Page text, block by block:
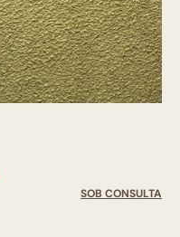
SOB CONSULTA